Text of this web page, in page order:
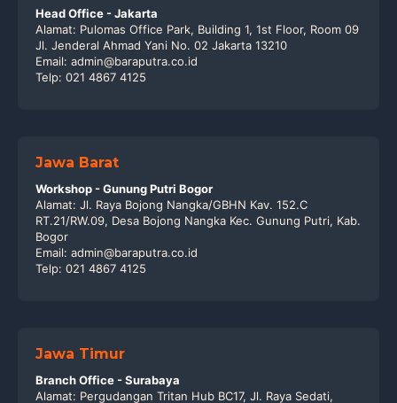
Head Office - Jakarta
Alamat: Pulomas Office Park, Building 1, 1st Floor, Room 09
Jl. Jenderal Ahmad Yani No. 02 Jakarta 13210
Email: admin@baraputra.co.id
Telp: 021 4867 4125
Jawa Barat
Workshop - Gunung Putri Bogor
Alamat: Jl. Raya Bojong Nangka/GBHN Kav. 152.C
RT.21/RW.09, Desa Bojong Nangka Kec. Gunung Putri, Kab.
Bogor
Email: admin@baraputra.co.id
Telp: 021 4867 4125
Jawa Timur
Branch Office - Surabaya
Alamat: Pergudangan Tritan Hub BC17, Jl. Raya Sedati,